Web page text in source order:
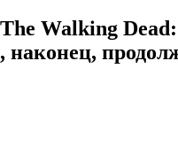
Walking
наконец,